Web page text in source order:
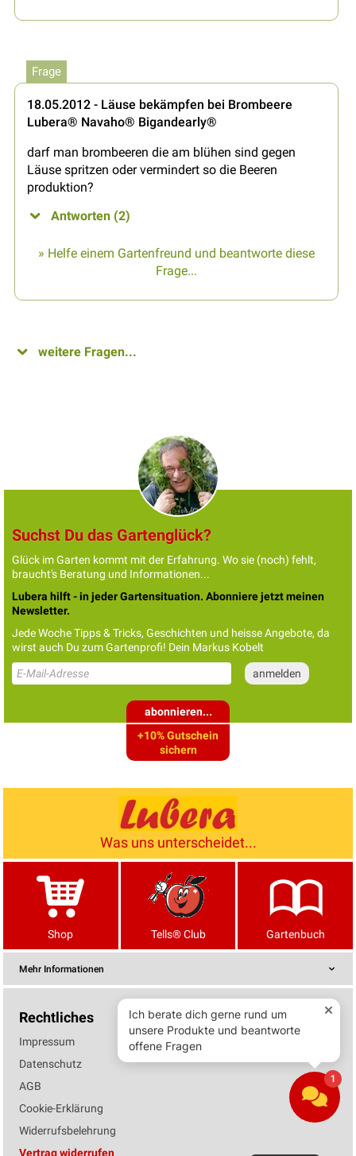
Frage
18.05.2012 - Läuse bekämpfen bei Brombeere
Lubera® Navaho® Bigandearly®
darf man brombeeren die am blühen sind gegen
Läuse spritzen oder vermindert so die Beeren
produktion?
Antworten (2)
» Helfe einem Gartenfreund und beantworte diese
Frage...
weitere Fragen...
Suchst Du das Gartenglück?
Glück im Garten kommt mit der Erfahrung. Wo sie (noch) fehlt,
braucht's Beratung und Informationen...
Lubera hilft - in jeder Gartensituation. Abonniere jetzt meinen
Newsletter.
Jede Woche Tipps & Tricks, Geschichten und heisse Angebote, da
wirst auch Du zum Gartenprofi! Dein Markus Kobelt
abonnieren...
+10% Gutschein
sichern
Was uns unterscheidet...
Shop Tells® Club Gartenbuch
Mehr Informationen
Rechtliches
Impressum
Datenschutz
AGB
Cookie-Erklärung
Widerrufsbelehrung
Vertrag widerrufen